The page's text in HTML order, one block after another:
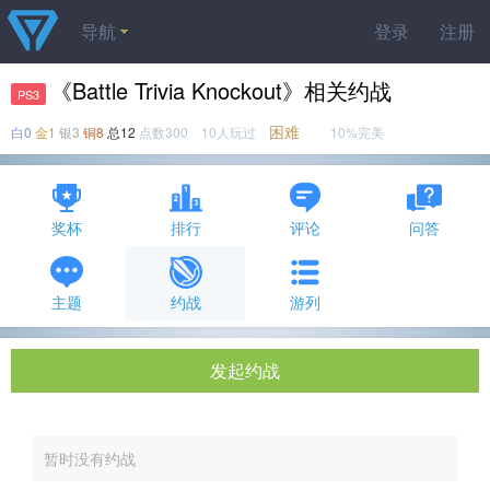
登录 注册
导航
PS3 《Battle Trivia Knockout》相关约战
白0 金1 银3 铜8 总12 点数300 10人玩过 困难 10%完美
奖杯 排行 评论 问答
主题 约战 游列
发起约战
暂时没有约战